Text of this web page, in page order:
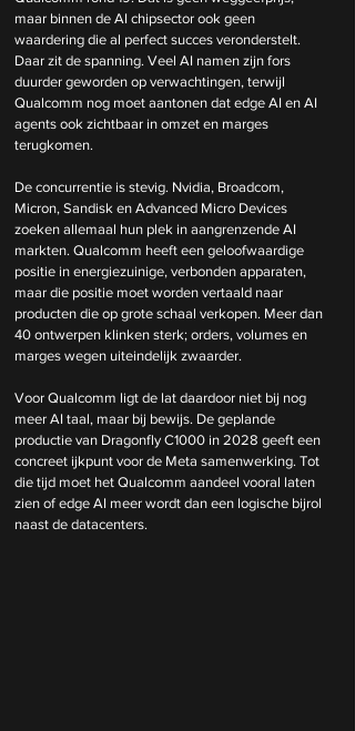
maar binnen de AI chipsector ook geen
waardering die al perfect succes veronderstelt.
Daar zit de spanning. Veel AI namen zijn fors
duurder geworden op verwachtingen, terwijl
Qualcomm nog moet aantonen dat edge AI en AI
agents ook zichtbaar in omzet en marges
terugkomen.
De concurrentie is stevig. Nvidia, Broadcom,
Micron, Sandisk en Advanced Micro Devices
zoeken allemaal hun plek in aangrenzende AI
markten. Qualcomm heeft een geloofwaardige
positie in energiezuinige, verbonden apparaten,
maar die positie moet worden vertaald naar
producten die op grote schaal verkopen. Meer dan
40 ontwerpen klinken sterk; orders, volumes en
marges wegen uiteindelijk zwaarder.
Voor Qualcomm ligt de lat daardoor niet bij nog
meer AI taal, maar bij bewijs. De geplande
productie van Dragonfly C1000 in 2028 geeft een
concreet ijkpunt voor de Meta samenwerking. Tot
die tijd moet het Qualcomm aandeel vooral laten
zien of edge AI meer wordt dan een logische bijrol
naast de datacenters.